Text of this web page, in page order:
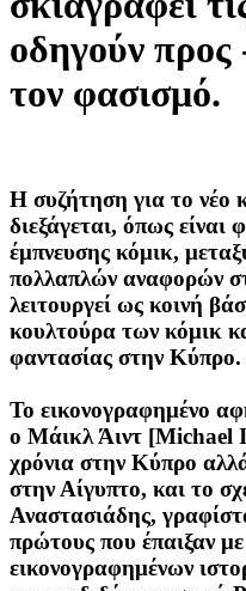
οδηγούν
τον φασισμό.
Η συζήτηση για το νέο
διεξάγεται, όπως είναι
έμπνευσης κόμικ,
πολλαπλών αναφορών
λειτουργεί ως κοινή
κουλτούρα των κόμικ
φαντασίας στην Κύπρο.
Το εικονογραφημένο
ο Μάικλ Άιντ [Μichael
χρόνια στην Κύπρο
στην Αίγυπτο, και το
Αναστασιάδης,
πρώτους που έπαιξαν
εικονογραφημένων